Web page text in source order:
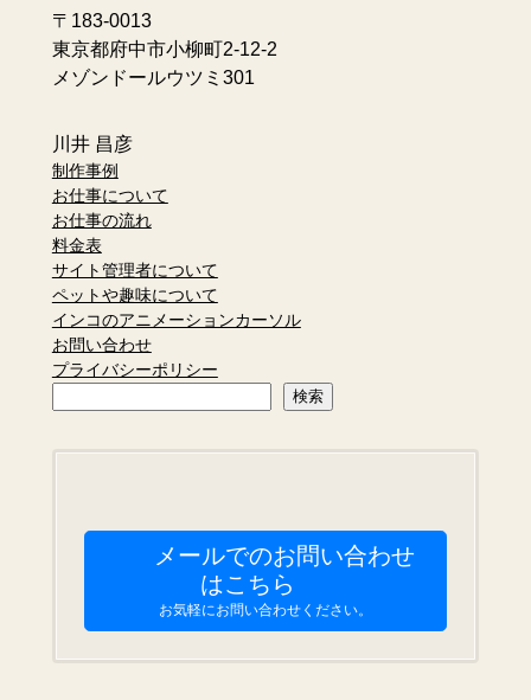
〒183-0013
東京都府中市小柳町2-12-2
メゾンドールウツミ301
川井 昌彦
制作事例
お仕事について
お仕事の流れ
料金表
サイト管理者について
ペットや趣味について
インコのアニメーションカーソル
お問い合わせ
プライバシーポリシー
検索
メールでのお問い合わせ
はこちら
お気軽にお問い合わせください。